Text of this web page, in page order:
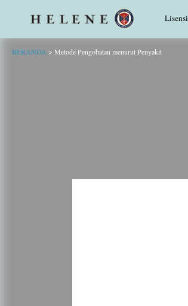
Lisensi
BERANDA > Metode Pengobatan menurut Penyakit